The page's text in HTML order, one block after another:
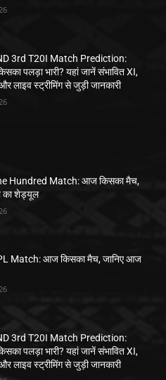
3rd T20I Match Prediction:
पलड़ा भारी? यहां जानें संभावित XI,
और लाइव स्ट्रीमिंग से जुड़ी जानकारी
Hundred Match: आज किसका मैच,
का शेड्यूल
Match: आज किसका मैच, जानिए आज
3rd T20I Match Prediction:
पलड़ा भारी? यहां जानें संभावित XI,
और लाइव स्ट्रीमिंग से जुड़ी जानकारी